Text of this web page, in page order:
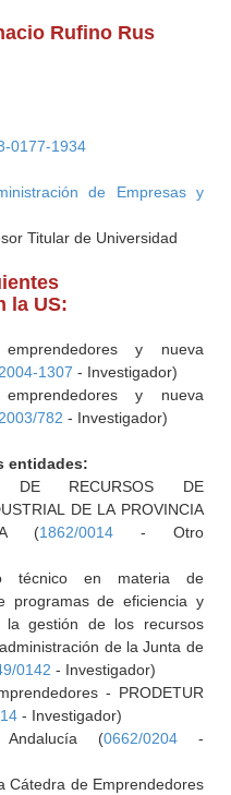
Rufino Rus
0177-1934
de Empresas y
Titular de Universidad
la US:
y nueva
1307 - Investigador)
y nueva
782 - Investigador)
entidades:
DE RECURSOS DE
DE LA PROVINCIA
(1862/0014- Otro
técnico en materia de
programas de eficiencia y
la gestión de los recursos
de la Junta de
0142 - Investigador)
- PRODETUR
- Investigador)
(0662/0204 -
Cátedra de Emprendedores